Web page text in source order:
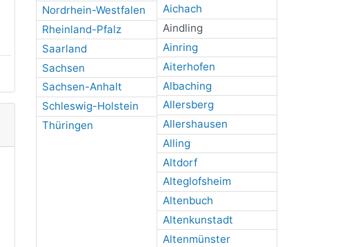
Nordrhein-Westfalen
Rheinland-Pfalz
Saarland
Sachsen
Sachsen-Anhalt
Schleswig-Holstein
Thüringen
Aichach
Aindling
Ainring
Aiterhofen
Albaching
Allersberg
Allershausen
Alling
Altdorf
Alteglofsheim
Altenbuch
Altenkunstadt
Altenmünster